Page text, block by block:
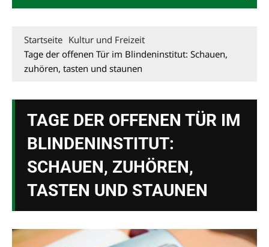
Startseite Kultur und Freizeit
Tage der offenen Tür im Blindeninstitut: Schauen,
zuhören, tasten und staunen
TAGE DER OFFENEN TÜR IM
BLINDENINSTITUT:
SCHAUEN, ZUHÖREN,
TASTEN UND STAUNEN